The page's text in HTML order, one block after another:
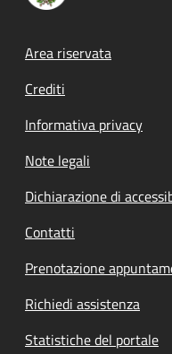
Footer menu
Area riservata
Crediti
Informativa privacy
Note legali
Dichiarazione di
Contatti
Prenotazione
Richiedi assistenza
Statistiche del portale